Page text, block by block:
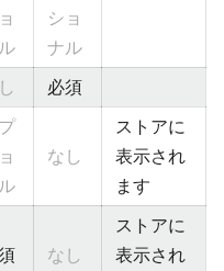
ショ
ナル
必須
なし
ストアに
表示され
ます
なし
ストアに
表示され